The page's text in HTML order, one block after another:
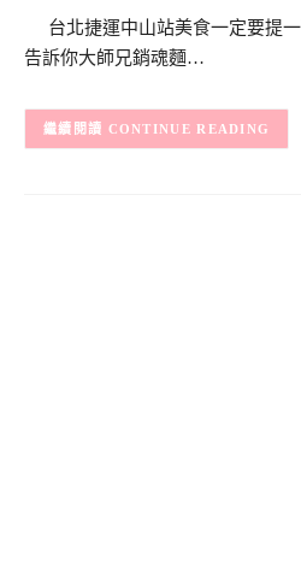
台北捷運中山站美食一定要提
告訴你大師兄銷魂麵…
CONTINUE READING